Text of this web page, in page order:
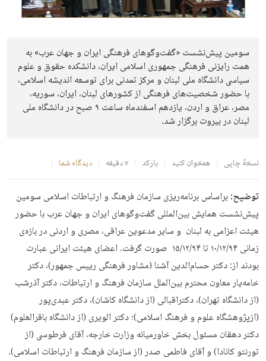
سومين پیش‌نشست «گفت‌وگوهای فرهنگی ايران و جهان عرب» به
همت رایزنی فرهنگی جمهوری اسلامی ایران، دانشکده حقوق و علوم
سیاسی دانشگاه ملی لبنان و مرکز تمدنی برای توسعه اندیشه اسلامی،
با حضور شخصیت‌های فرهنگی از کشورهای لبنان، ایران، سوریه،
مصر، عراق و اردن، یازدهم اسفندماه ساعت ۹ صبح در دانشگاه ملی
لبنان در بیروت برگزار شد.
نسخهٔ چاپی همخوان کنید بارکد ۷ دقیقه دیدگاه شما
توضیح:براساس برنامه‌ریزی سازمان فرهنگ و ارتباطات اسلامی سومین
پیش‌نشست همایش بین‌المللی گفت‌وگوهای ایران و جهان عرب با حضور
هیئت اعزامی به لبنان و سایر مدعوین عراقی، مصری و اردنی در بازه‌ی
زمانی ۱۰/۱۲/۹۴ تا ۱۵/۱۲/۹۴ صورت گرفت. اعضای هیئت ایرانی عبارت
بودند از: دکتر حسام‌الدین آشنا (مشاور فرهنگی رییس جمهور)، دکتر
خامه‌یار معاون محترم بین‌الملل سازمان فرهنگ و ارتباطات، دکتر آذرشب
(از دانشگاه تهران)، دکتراقبالی (از دانشگاه کاشان)، دکتر عبدی‌پور
(ازپژوهشگاه علوم و فرهنگ اسلامی)؛ دکتر الويری (از دانشگاه باقرالعلوم)
دکتر دهقان مسئول بخش خاورمیانه وزارت خارجه، آقای فرطوسی (از
تورنتو کانادا) و آقای فاطمی صدر (از سازمان فرهنگ و ارتباطات اسلامی).